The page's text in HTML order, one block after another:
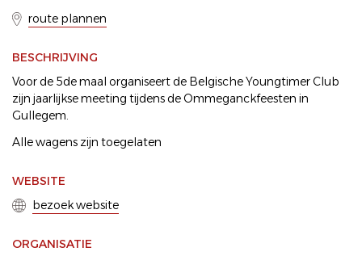
route plannen
BESCHRIJVING
Voor de 5de maal organiseert de Belgische Youngtimer Club
zijn jaarlijkse meeting tijdens de Ommeganckfeesten in
Gullegem.
Alle wagens zijn toegelaten
WEBSITE
bezoek website
ORGANISATIE